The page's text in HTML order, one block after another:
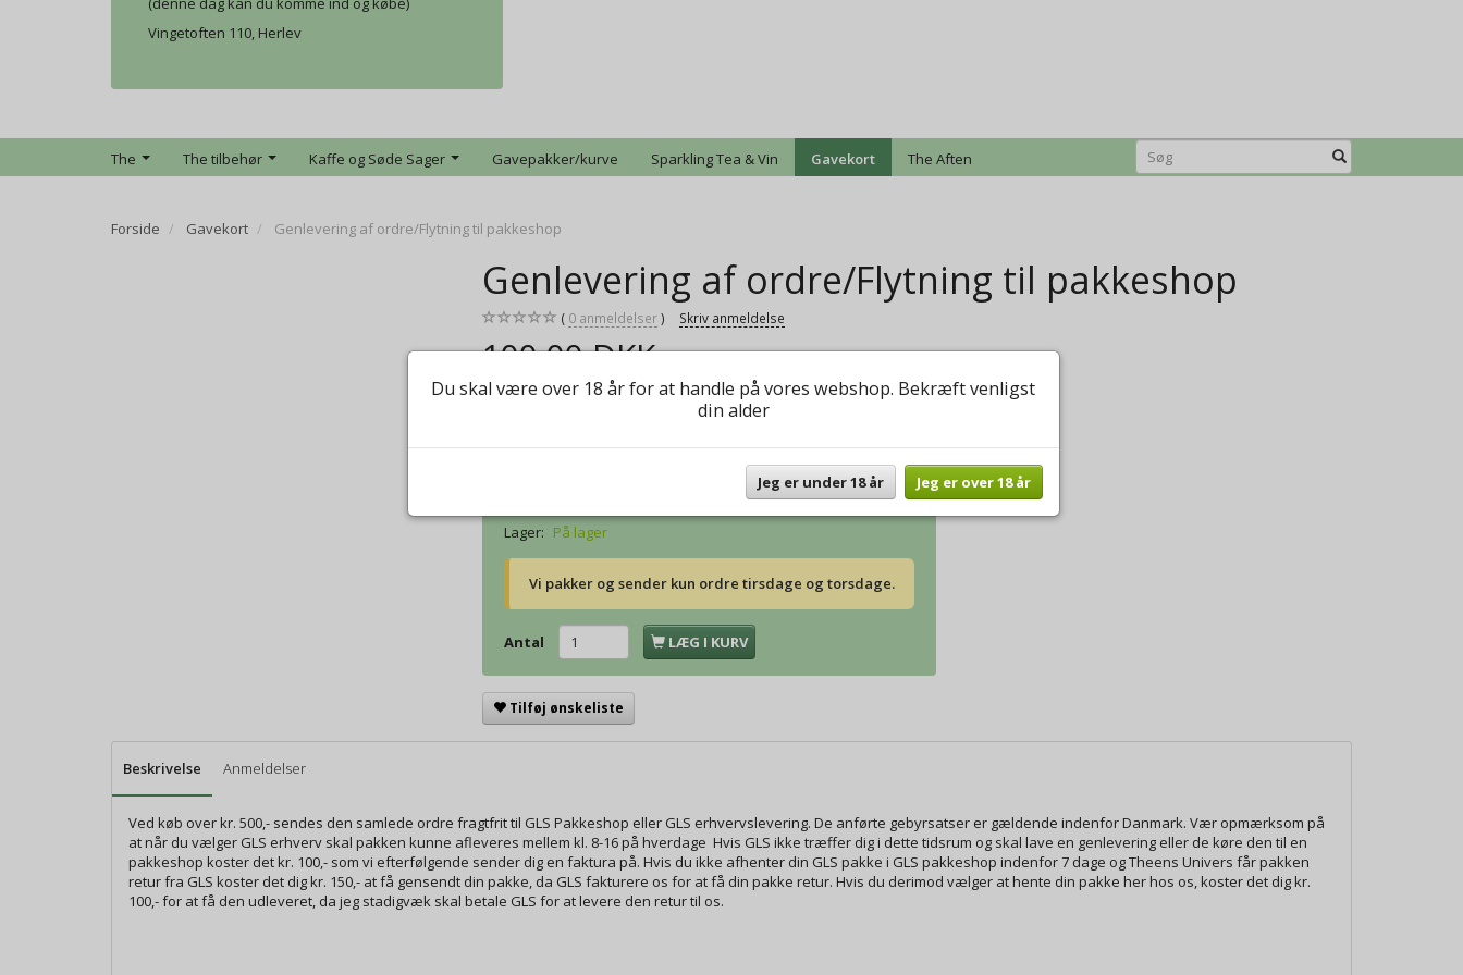
Vingetoften 110, Herlev
The The tilbehør Kaffe og Søde Sager Gavepakker/kurve Sparkling Tea & Vin Gavekort The Aften
Forside Gavekort Genlevering af ordre/Flytning til pakkeshop
Genlevering af ordre/Flytning til pakkeshop
0 anmeldelser Skriv anmeldelse
100,00 DKK
Lager: På lager
Vi pakker og sender kun ordre tirsdage og torsdage.
Antal LÆG I KURV
Tilføj ønskeliste
Beskrivelse Anmeldelser
Ved køb over kr. 500,- sendes den samlede ordre fragtfrit til GLS Pakkeshop eller GLS erhvervslevering. De anførte gebyrsatser er gældende indenfor Danmark. Vær opmærksom på
at når du vælger GLS erhverv skal pakken kunne afleveres mellem kl. 8-16 på hverdage Hvis GLS ikke træffer dig i dette tidsrum og skal lave en genlevering eller de køre den til en
pakkeshop koster det kr. 100,- som vi efterfølgende sender dig en faktura på. Hvis du ikke afhenter din GLS pakke i GLS pakkeshop indenfor 7 dage og Theens Univers får pakken
retur fra GLS koster det dig kr. 150,- at få gensendt din pakke, da GLS fakturere os for at få din pakke retur. Hvis du derimod vælger at hente din pakke her hos os, koster det dig kr.
100,- for at få den udleveret, da jeg stadigvæk skal betale GLS for at levere den retur til os.
Du skal være over 18 år for at handle på vores webshop. Bekræft venligst
din alder
Jeg er under 18 år Jeg er over 18 år